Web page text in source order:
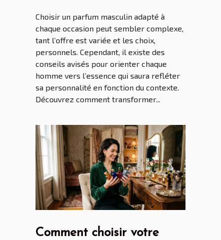
Choisir un parfum masculin adapté à
chaque occasion peut sembler complexe,
tant l’offre est variée et les choix,
personnels. Cependant, il existe des
conseils avisés pour orienter chaque
homme vers l’essence qui saura refléter
sa personnalité en fonction du contexte.
Découvrez comment transformer...
Comment choisir votre